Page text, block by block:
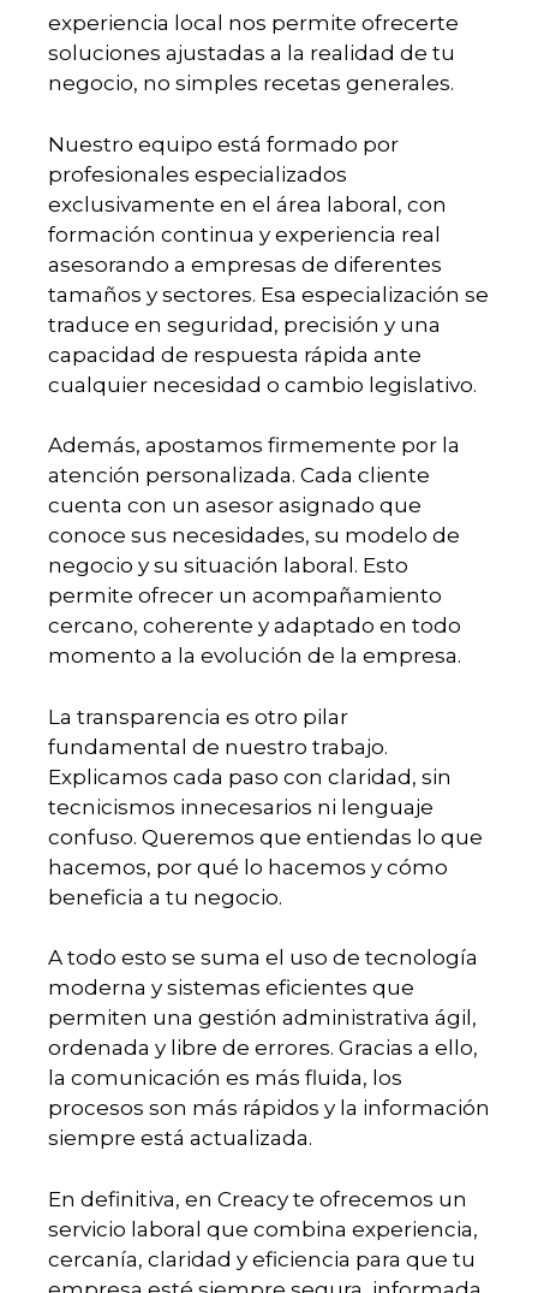
experiencia local nos permite ofrecerte
soluciones ajustadas a la realidad de tu
negocio, no simples recetas generales.
Nuestro equipo está formado por
profesionales especializados
exclusivamente en el área laboral, con
formación continua y experiencia real
asesorando a empresas de diferentes
tamaños y sectores. Esa especialización se
traduce en seguridad, precisión y una
capacidad de respuesta rápida ante
cualquier necesidad o cambio legislativo.
Además, apostamos firmemente por la
atención personalizada. Cada cliente
cuenta con un asesor asignado que
conoce sus necesidades, su modelo de
negocio y su situación laboral. Esto
permite ofrecer un acompañamiento
cercano, coherente y adaptado en todo
momento a la evolución de la empresa.
La transparencia es otro pilar
fundamental de nuestro trabajo.
Explicamos cada paso con claridad, sin
tecnicismos innecesarios ni lenguaje
confuso. Queremos que entiendas lo que
hacemos, por qué lo hacemos y cómo
beneficia a tu negocio.
A todo esto se suma el uso de tecnología
moderna y sistemas eficientes que
permiten una gestión administrativa ágil,
ordenada y libre de errores. Gracias a ello,
la comunicación es más fluida, los
procesos son más rápidos y la información
siempre está actualizada.
En definitiva, en Creacy te ofrecemos un
servicio laboral que combina experiencia,
cercanía, claridad y eficiencia para que tu